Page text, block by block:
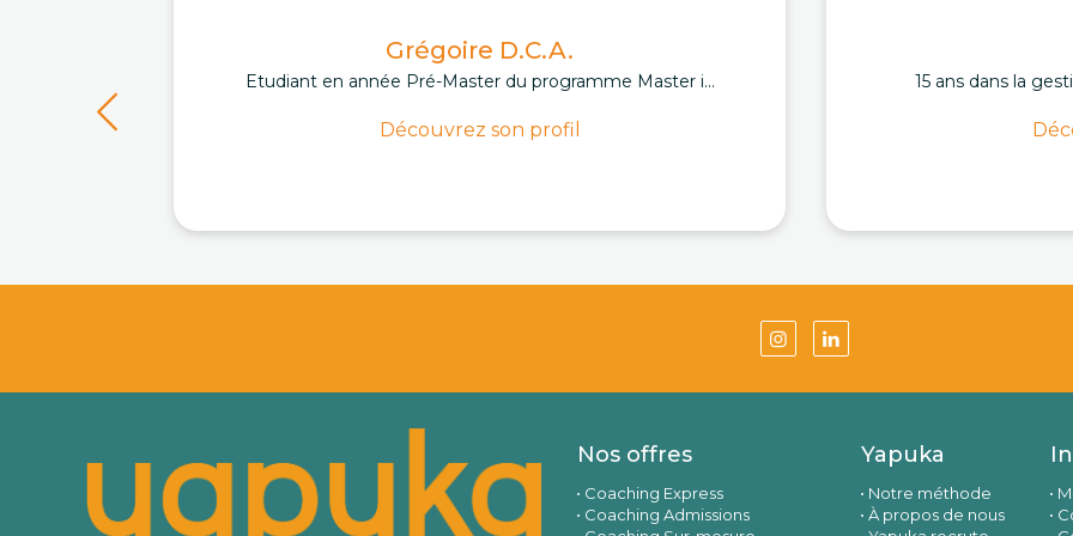
Grégoire D.C.A.
Etudiant en année Pré-Master du programme Master i...
Découvrez son profil
15 ans dans la
Nos offres
Coaching Express
Coaching Admissions
Yapuka
Notre méthode
À propos de nous